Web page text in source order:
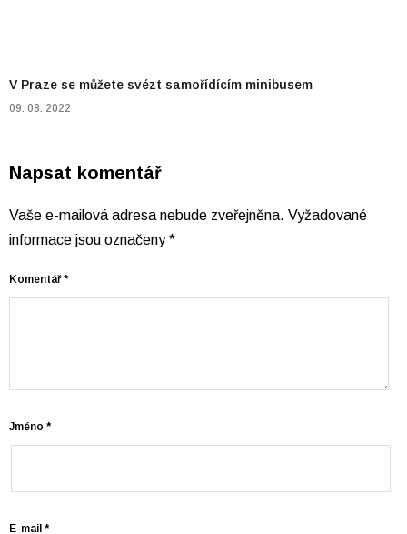
V Praze se můžete svézt samořídícím minibusem
09. 08. 2022
Napsat komentář
Vaše e-mailová adresa nebude zveřejněna. Vyžadované
informace jsou označeny*
Komentář*
Jméno *
E-mail *